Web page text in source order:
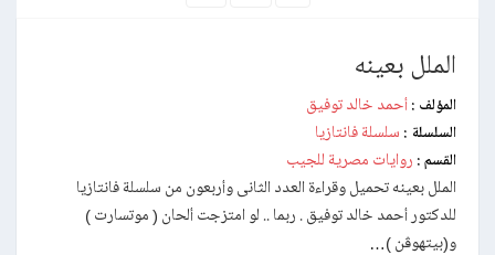
الملل بعينه
المؤلف : أحمد خالد توفيق
السلسلة : سلسلة فانتازيا
القسم : روايات مصرية للجيب
الملل بعينه تحميل وقراءة العدد الثانى وأربعون من سلسلة فانتازيا
للدكتور أحمد خالد توفيق . ربما .. لو امتزجت ألحان ( موتسارت )
و(بيتهوڤن )…